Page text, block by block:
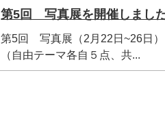
第5回 写真展を開催しました
第5回 写真展（2月22日~26日）
（自由テーマ各自５点、共...